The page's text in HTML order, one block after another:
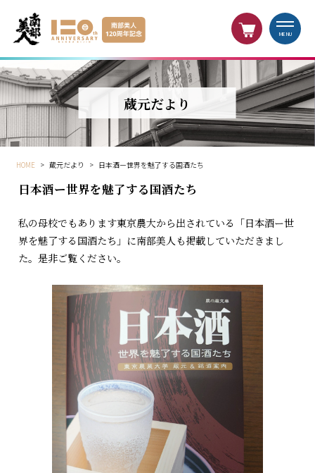
MENU
蔵元だより
HOME > 蔵元だより > 日本酒ー世界を魅了する国酒たち
日本酒ー世界を魅了する国酒たち
私の母校でもあります東京農大から出されている「日本酒ー世
界を魅了する国酒たち」に南部美人も掲載していただきまし
た。是非ご覧ください。